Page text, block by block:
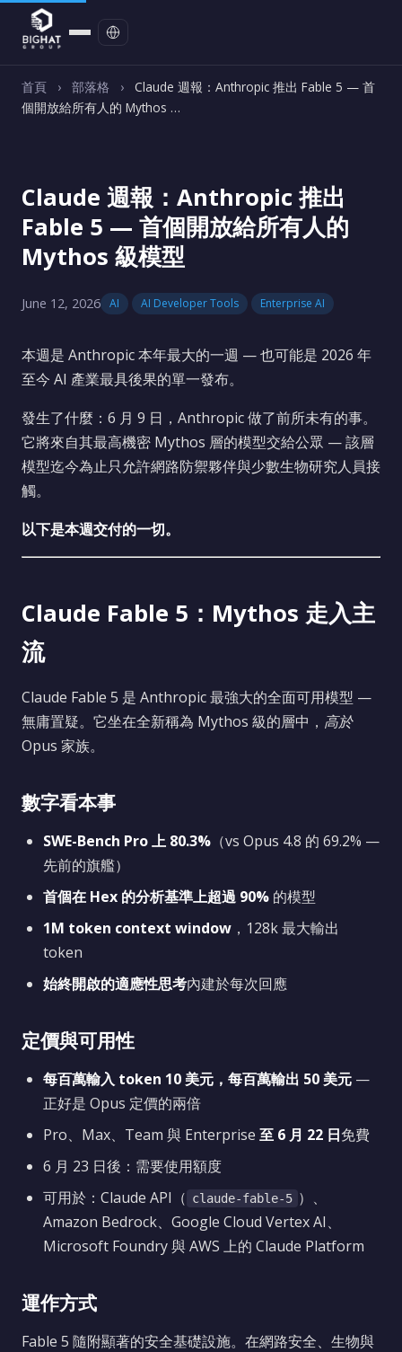
首頁 › 部落格 ›
Claude 週報：Anthropic 推出 Fable 5 — 首
個開放給所有人的 Mythos …
Claude 週報：Anthropic 推出
Fable 5 — 首個開放給所有人的
Mythos 級模型
June 12, 2026 AI AI Developer Tools Enterprise AI
本週是 Anthropic 本年最大的一週 — 也可能是 2026 年
至今 AI 產業最具後果的單一發布。
發生了什麼：6 月 9 日，Anthropic 做了前所未有的事。
它將來自其最高機密 Mythos 層的模型交給公眾 — 該層
模型迄今為止只允許網路防禦夥伴與少數生物研究人員接
觸。
以下是本週交付的一切。
Claude Fable 5：Mythos 走入主
流
Claude Fable 5 是 Anthropic 最強大的全面可用模型 —
無庸置疑。它坐在全新稱為 Mythos 級的層中， 高於
Opus 家族。
數字看本事
SWE-Bench Pro 上 80.3% （vs Opus 4.8 的 69.2% —
先前的旗艦）
首個在 Hex 的分析基準上超過 90% 的模型
1M token context window ，128k 最大輸出
token
始終開啟的適應性思考內建於每次回應
定價與可用性
每百萬輸入 token 10 美元，每百萬輸出 50 美元 —
正好是 Opus 定價的兩倍
Pro、Max、Team 與 Enterprise 至 6 月 22 日免費
6 月 23 日後：需要使用額度
可用於：Claude API（ claude-fable-5 ）、
Amazon Bedrock、Google Cloud Vertex AI、
Microsoft Foundry 與 AWS 上的 Claude Platform
運作方式
Fable 5 隨附顯著的安全基礎設施。在網路安全、生物與